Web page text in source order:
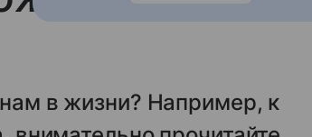
в жизни? Например, к